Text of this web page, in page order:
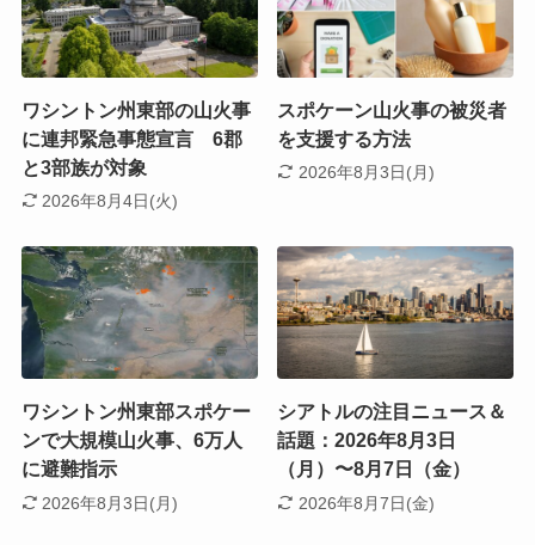
ワシントン州東部の山火事
に連邦緊急事態宣言 6郡
と3部族が対象
2026年8月4日(火)
スポケーン山火事の被災者
を支援する方法
2026年8月3日(月)
ワシントン州東部スポケー
ンで大規模山火事、6万人
に避難指示
2026年8月3日(月)
シアトルの注目ニュース＆
話題：2026年8月3日
（月）〜8月7日（金）
2026年8月7日(金)